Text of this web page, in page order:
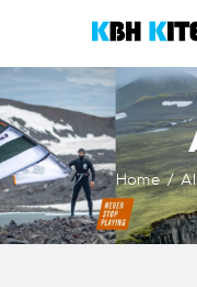
Home
Life
HOME
COURSES